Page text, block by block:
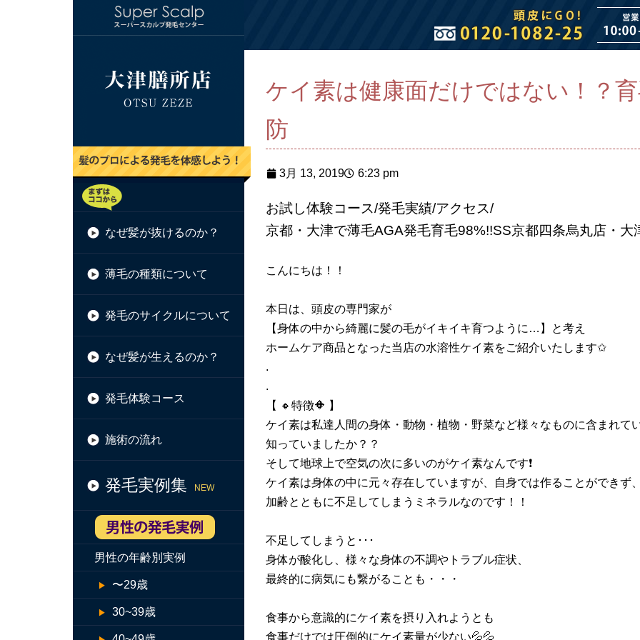
なぜ髪が抜けるのか？
薄毛の種類について
発毛のサイクルについて
なぜ髪が生えるのか？
発毛体験コース
施術の流れ
発毛実例集 NEW
男性の年齢別実例
〜29歳
30~39歳
ケイ素は健康面だけではない！？
防
3月 13, 2019 6:23 pm
お試し体験コース/発毛実績/アクセス/
京都・大津で薄毛AGA発毛育毛98%!!SS京都四条烏丸店・大
こんにちは！！
本日は、頭皮の専門家が
【身体の中から綺麗に髪の毛がイキイキ育つように…】と考え
ホームケア商品となった当店の水溶性ケイ素をご紹介いたします✩
.
.
【 🔸特徴🔶 】
ケイ素は私達人間の身体・動物・植物・野菜など様々なものに含まれて
知っていましたか？？
そして地球上で空気の次に多いのがケイ素なんです❗️
ケイ素は身体の中に元々存在していますが、自身では作ることができず、
加齢とともに不足してしまうミネラルなのです！！
不足してしまうと･･･
身体が酸化し、様々な身体の不調やトラブル症状、
最終的に病気にも繋がることも・・・
食事から意識的にケイ素を摂り入れようとも
食事だけでは圧倒的にケイ素量が少ない💦💦